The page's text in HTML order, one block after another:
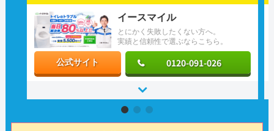
とにかく失敗したくない方へ。
実績と信頼性で選ぶならこちら。
イースマイル
公式サイト 0120-091-026